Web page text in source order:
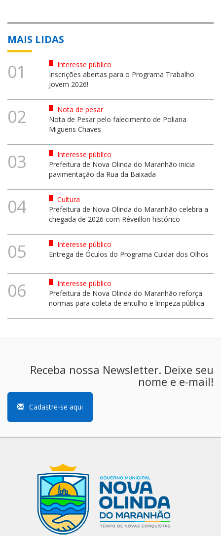
MAIS LIDAS
01
Interesse público
Inscrições abertas para o Programa Trabalho
Jovem 2026!
02
Nota de pesar
Nota de Pesar pelo falecimento de Poliana
Miguens Chaves
03
Interesse público
Prefeitura de Nova Olinda do Maranhão inicia
pavimentação da Rua da Baixada
04
Cultura
Prefeitura de Nova Olinda do Maranhão celebra a
chegada de 2026 com Réveillon histórico
05
Interesse público
Entrega de Óculos do Programa Cuidar dos Olhos
06
Interesse público
Prefeitura de Nova Olinda do Maranhão reforça
normas para coleta de entulho e limpeza pública
Receba nossa Newsletter. Deixe seu
nome e e-mail!
Cadastre-se aqui